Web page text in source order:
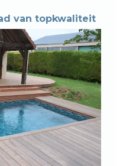
van topkwaliteit